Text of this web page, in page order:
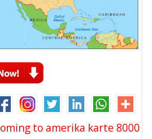
to amerika karte 8000